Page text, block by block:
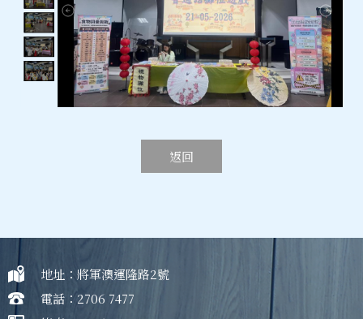
返回
地址：將軍澳運隆路2號
電話：2706 7477